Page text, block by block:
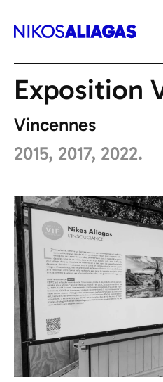
Nikos Aliagas
Toutes les expositions
Exposition
Vincennes
2015, 2017, 2022.